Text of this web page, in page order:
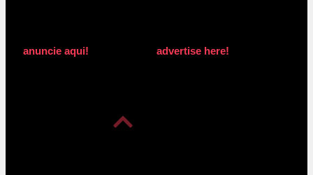
anuncie aqui! advertise here!